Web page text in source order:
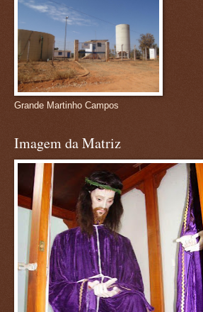
Grande Martinho Campos
Imagem da Matriz